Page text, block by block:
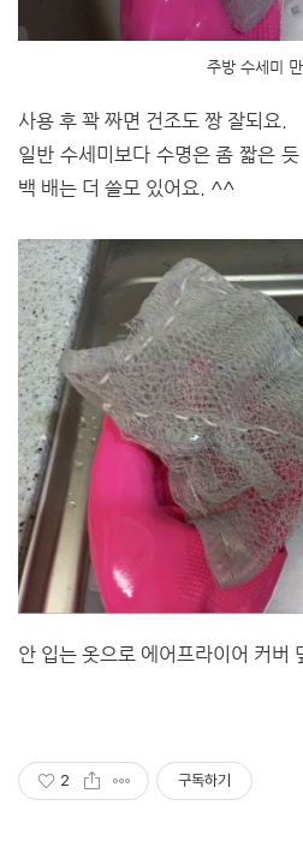
주방 수세미 만
사용 후 꽉 짜면 건조도 짱 잘되요.
일반 수세미보다 수명은 좀 짧은
백 배는 더 쓸모 있어요. ^^
안 입는 옷으로 에어프라이어 커버
2 구독하기